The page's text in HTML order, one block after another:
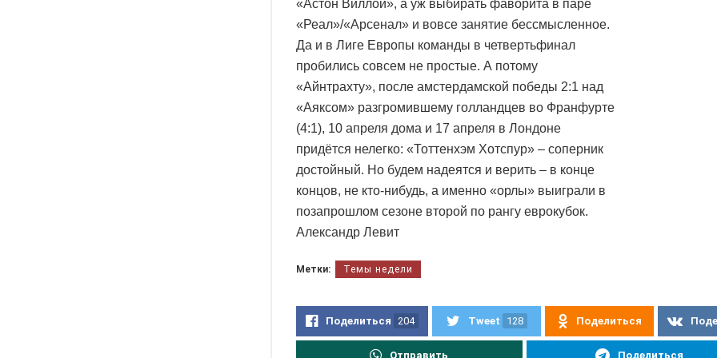
«Астон Виллой», а уж выбирать фаворита в паре
«Реал»/«Арсенал» и вовсе занятие бессмысленное.
Да и в Лиге Европы команды в четвертьфинал
пробились совсем не простые. А потому
«Айнтрахту», после амстердамской победы 2:1 над
«Аяксом» разгромившему голландцев во Франфурте
(4:1), 10 апреля дома и 17 апреля в Лондоне
придётся нелегко: «Тоттенхэм Хотспур» – соперник
достойный. Но будем надеятся и верить – в конце
концов, не кто-нибудь, а именно «орлы» выиграли в
позапрошлом сезоне второй по рангу еврокубок.
Александр Левит
Метки: Темы недели
Поделиться 204 Tweet 128 Поделиться
Отправить Поделиться